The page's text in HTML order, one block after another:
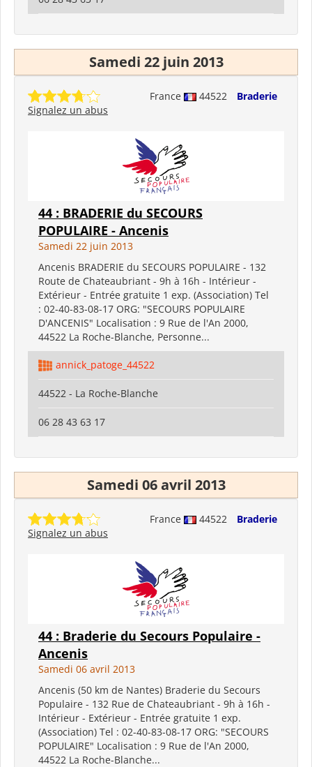
Samedi 22 juin 2013
France 44522
Braderie
Signalez un abus
44 : BRADERIE du SECOURS
POPULAIRE - Ancenis
Samedi 22 juin 2013
Ancenis BRADERIE du SECOURS POPULAIRE - 132
Route de Chateaubriant - 9h à 16h - Intérieur -
Extérieur - Entrée gratuite 1 exp. (Association) Tel
: 02-40-83-08-17 ORG: "SECOURS POPULAIRE
D'ANCENIS" Localisation : 9 Rue de l'An 2000,
44522 La Roche-Blanche, Personne...
annick_patoge_44522
44522 - La Roche-Blanche
06 28 43 63 17
Samedi 06 avril 2013
France 44522
Braderie
Signalez un abus
44 : Braderie du Secours Populaire -
Ancenis
Samedi 06 avril 2013
Ancenis (50 km de Nantes) Braderie du Secours
Populaire - 132 Rue de Chateaubriant - 9h à 16h -
Intérieur - Extérieur - Entrée gratuite 1 exp.
(Association) Tel : 02-40-83-08-17 ORG: "SECOURS
POPULAIRE" Localisation : 9 Rue de l'An 2000,
44522 La Roche-Blanche...